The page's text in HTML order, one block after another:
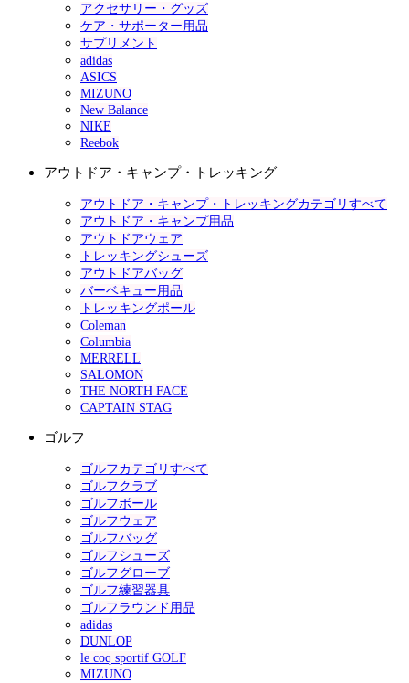
アクセサリー・グッズ
ケア・サポーター用品
サプリメント
adidas
ASICS
MIZUNO
New Balance
NIKE
Reebok
アウトドア・キャンプ・トレッキング
アウトドア・キャンプ・トレッキングカテゴリすべて
アウトドア・キャンプ用品
アウトドアウェア
トレッキングシューズ
アウトドアバッグ
バーベキュー用品
トレッキングポール
Coleman
Columbia
MERRELL
SALOMON
THE NORTH FACE
CAPTAIN STAG
ゴルフ
ゴルフカテゴリすべて
ゴルフクラブ
ゴルフボール
ゴルフウェア
ゴルフバッグ
ゴルフシューズ
ゴルフグローブ
ゴルフ練習器具
ゴルフラウンド用品
adidas
DUNLOP
le coq sportif GOLF
MIZUNO